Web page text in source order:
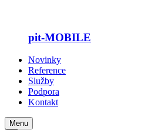
pit-MOBILE
Novinky
Reference
Služby
Podpora
Kontakt
Menu